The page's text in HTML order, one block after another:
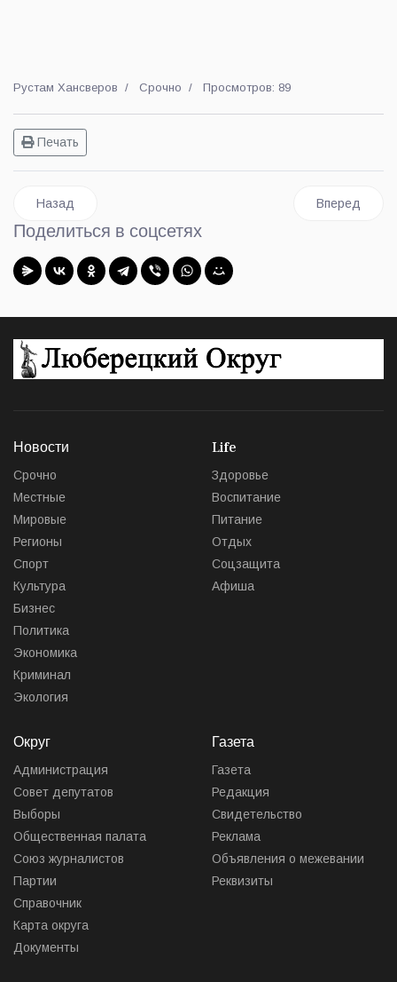
Рустам Хансверов Срочно Просмотров: 89
Печать
Предыдущий: Более 17 тысяч детей прошли
Назад Следующий:
Вперед
Поделиться в соцсетях
Новости
Срочно
Местные
Мировые
Регионы
Спорт
Культура
Бизнес
Политика
Экономика
Криминал
Экология
Life
Здоровье
Воспитание
Питание
Отдых
Соцзащита
Афиша
Округ
Администрация
Совет депутатов
Выборы
Общественная палата
Союз журналистов
Партии
Справочник
Карта округа
Документы
Газета
Газета
Редакция
Свидетельство
Реклама
Объявления о межевании
Реквизиты